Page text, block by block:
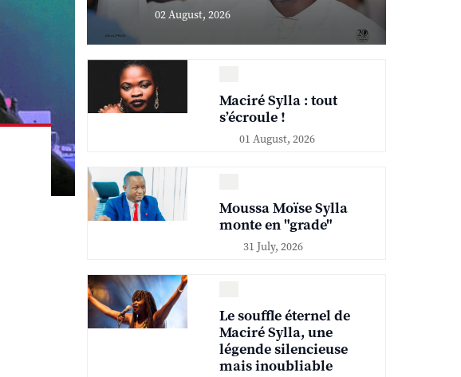
02 August, 2026
Maciré Sylla : tout
s’écroule !
01 August, 2026
Moussa Moïse Sylla
monte en "grade"
31 July, 2026
Le souffle éternel de
Maciré Sylla, une
légende silencieuse
mais inoubliable